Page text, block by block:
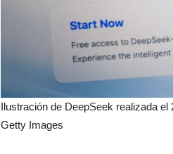
Ilustración de DeepSeek realizada
Getty Images